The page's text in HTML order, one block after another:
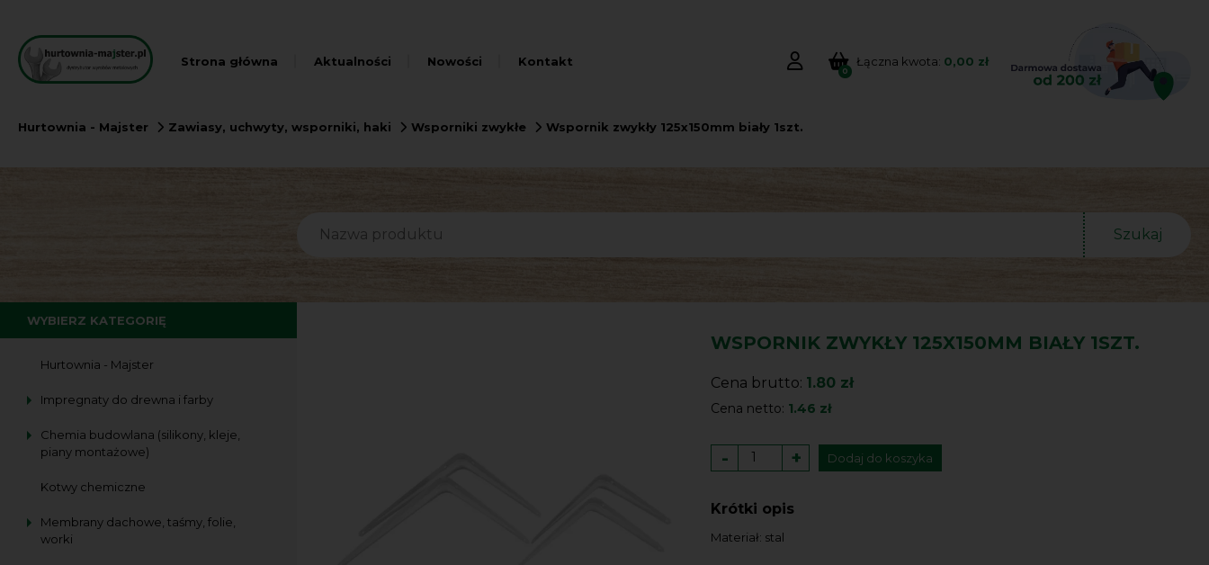
Strona główna Aktualności Nowości Kontakt
0
Łączna kwota: 0,00 zł
Hurtownia - Majster Zawiasy, uchwyty, wsporniki, haki Wsporniki zwykłe Wspornik zwykły 125x150mm biały 1szt.
WYBIERZ KATEGORIĘ
Hurtownia - Majster
Impregnaty do drewna i farby
Chemia budowlana (silikony, kleje,
piany montażowe)
Kotwy chemiczne
Membrany dachowe, taśmy, folie,
worki
Szukaj
WSPORNIK ZWYKŁY 125X150MM BIAŁY 1SZT.
Cena brutto: 1.80 zł
Cena netto: 1.46 zł
- + Dodaj do koszyka
Krótki opis
Materiał: stal